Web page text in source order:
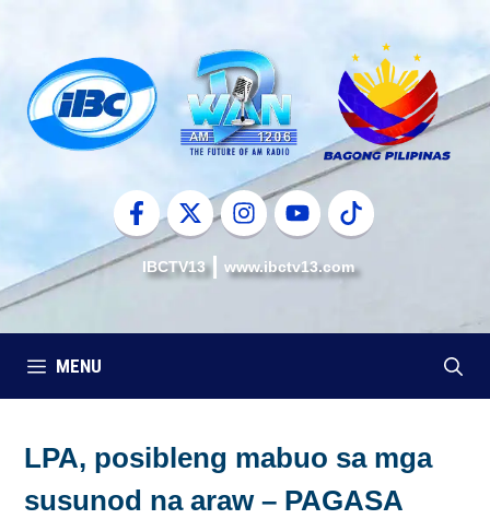
content
IBCTV13 www.ibctv13.com
MENU
LPA, posibleng mabuo sa mga
susunod na araw – PAGASA